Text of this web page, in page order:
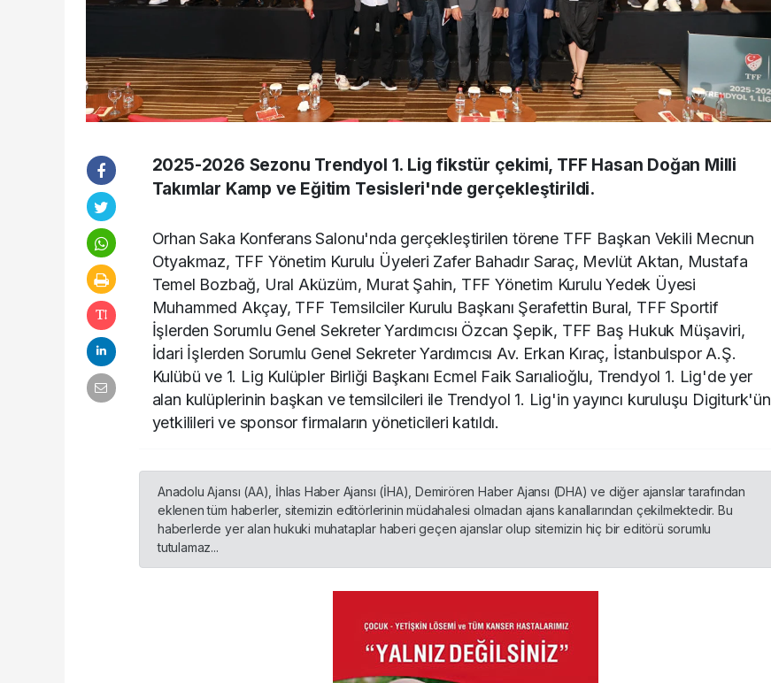
2025-2026 Sezonu Trendyol 1. Lig fikstür çekimi, TFF Hasan Doğan Milli
Takımlar Kamp ve Eğitim Tesisleri'nde gerçekleştirildi.
Orhan Saka Konferans Salonu'nda gerçekleştirilen törene TFF Başkan Vekili Mecnun
Otyakmaz, TFF Yönetim Kurulu Üyeleri Zafer Bahadır Saraç, Mevlüt Aktan, Mustafa
Temel Bozbağ, Ural Aküzüm, Murat Şahin, TFF Yönetim Kurulu Yedek Üyesi
Muhammed Akçay, TFF Temsilciler Kurulu Başkanı Şerafettin Bural, TFF Sportif
İşlerden Sorumlu Genel Sekreter Yardımcısı Özcan Şepik, TFF Baş Hukuk Müşaviri,
İdari İşlerden Sorumlu Genel Sekreter Yardımcısı Av. Erkan Kıraç, İstanbulspor A.Ş.
Kulübü ve 1. Lig Kulüpler Birliği Başkanı Ecmel Faik Sarıalioğlu, Trendyol 1. Lig'de yer
alan kulüplerinin başkan ve temsilcileri ile Trendyol 1. Lig'in yayıncı kuruluşu Digiturk'ün
yetkilileri ve sponsor firmaların yöneticileri katıldı.
Anadolu Ajansı (AA), İhlas Haber Ajansı (İHA), Demirören Haber Ajansı (DHA) ve diğer ajanslar tarafından
eklenen tüm haberler, sitemizin editörlerinin müdahalesi olmadan ajans kanallarından çekilmektedir. Bu
haberlerde yer alan hukuki muhataplar haberi geçen ajanslar olup sitemizin hiç bir editörü sorumlu
tutulamaz...